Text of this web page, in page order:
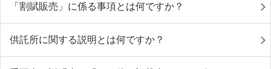
「割賦販売」に係る事項とは何ですか？
供託所に関する説明とは何ですか？